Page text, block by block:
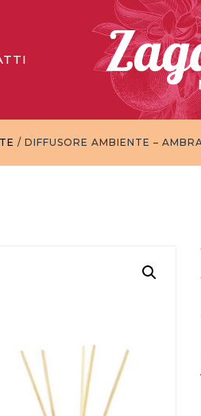
/ DIFFUSORE AMBIENTE –